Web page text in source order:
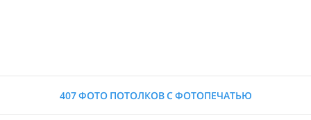
407 ФОТО ПОТОЛКОВ С ФОТОПЕЧАТЬЮ